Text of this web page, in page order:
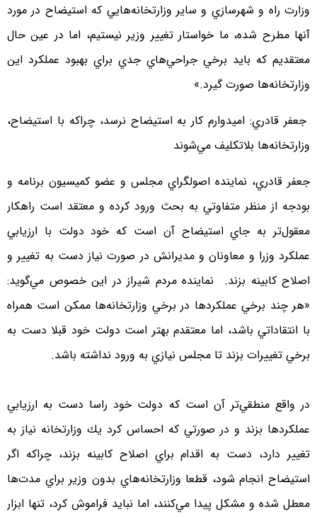
وزارت راه و شهرسازي و ساير وزارتخانه‌هايي كه استيضاح در مورد
آنها مطرح شده، ما خواستار تغيير وزير نيستيم، اما در عين حال
معتقديم كه بايد برخي جراحي‌هاي جدي براي بهبود عملكرد اين
وزارتخانه‌ها صورت گيرد.»
جعفر قادري: اميدوارم كار به استيضاح نرسد، چراكه با استيضاح،
وزارتخانه‌ها بلاتكليف مي‌شوند
جعفر قادري، نماينده اصولگراي مجلس و عضو كميسيون برنامه و
بودجه از منظر متفاوتي به بحث ورود كرده و معتقد است راهكار
معقول‌تر به جاي استيضاح آن است كه خود دولت با ارزيابي
عملكرد وزرا و معاونان و مديرانش در صورت نياز دست به تغيير و
اصلاح كابينه بزند. نماينده مردم شيراز در اين خصوص مي‌گويد:
«هر چند برخي عملكردها در برخي وزارتخانه‌ها ممكن است همراه
با انتقاداتي باشد، اما معتقدم بهتر است دولت خود قبلا دست به
برخي تغييرات بزند تا مجلس نيازي به ورود نداشته باشد.
در واقع منطقي‌تر آن است كه دولت خود راسا دست به ارزيابي
عملكردها بزند و در صورتي كه احساس كرد يك وزارتخانه نياز به
تغيير دارد، دست به اقدام براي اصلاح كابينه بزند، چراكه اگر
استيضاح انجام شود، قطعا وزارتخانه‌هاي بدون وزير براي مدت‌ها
معطل شده و مشكل پيدا مي‌كنند، اما نبايد فراموش كرد، تنها ابزار